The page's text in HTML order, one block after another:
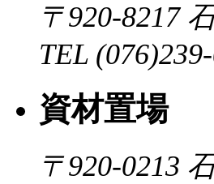
〒920-8217
TEL
資材置場
〒920-0213